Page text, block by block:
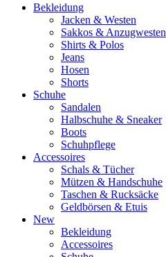
Bekleidung
Jacken & Westen
Sakkos & Anzugwesten
Shirts & Polos
Jeans
Hosen
Shorts
Schuhe
Sandalen
Halbschuhe & Sneaker
Boots
Schuhpflege
Accessoires
Schals & Tücher
Mützen & Handschuhe
Taschen & Rucksäcke
Geldbörsen & Etuis
New
Bekleidung
Accessoires